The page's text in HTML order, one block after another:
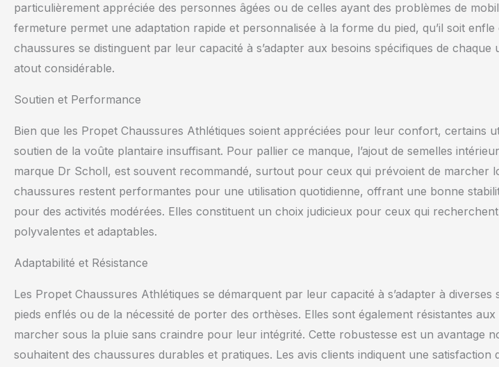
particulièrement appréciée des personnes âgées ou de celles ayant des problèmes de
fermeture permet une adaptation rapide et personnalisée à la forme du pied, qu’il soit
chaussures se distinguent par leur capacité à s’adapter aux besoins spécifiques de chaque
atout considérable.
Soutien et Performance
Bien que les Propet Chaussures Athlétiques soient appréciées pour leur confort, certains
soutien de la voûte plantaire insuffisant. Pour pallier ce manque, l’ajout de semelles
marque Dr Scholl, est souvent recommandé, surtout pour ceux qui prévoient de marcher
chaussures restent performantes pour une utilisation quotidienne, offrant une bonne
pour des activités modérées. Elles constituent un choix judicieux pour ceux qui
polyvalentes et adaptables.
Adaptabilité et Résistance
Les Propet Chaussures Athlétiques se démarquent par leur capacité à s’adapter à diverses
pieds enflés ou de la nécessité de porter des orthèses. Elles sont également résistantes
marcher sous la pluie sans craindre pour leur intégrité. Cette robustesse est un avantage
souhaitent des chaussures durables et pratiques. Les avis clients indiquent une satisfaction